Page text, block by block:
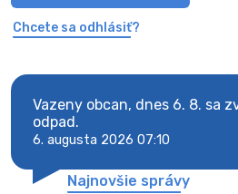
Chcete sa odhlásiť?
Vazeny obcan, dnes 6. 8. sa
odpad.
6. augusta 2026 07:10
Najnovšie správy